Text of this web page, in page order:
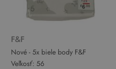
F&F
Nové - 5x biele body F&F
Veľkosť: 56